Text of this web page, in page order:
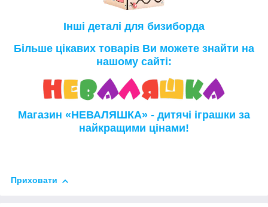
Інші деталі для бизиборда
Більше цікавих товарів Ви можете знайти на
нашому сайті:
Магазин «НЕВАЛЯШКА» - дитячі іграшки за
найкращими цінами!
Приховати